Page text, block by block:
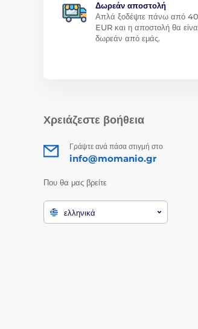
Δωρεάν αποστολή
Απλά ξοδέψτε πάνω από 40
EUR και η αποστολή θα
δωρεάν από εμάς.
Χρειάζεστε βοήθεια
Γράψτε ανά πάσα στιγμή στο
info@momanio.gr
Που θα μας βρείτε
ελληνικά